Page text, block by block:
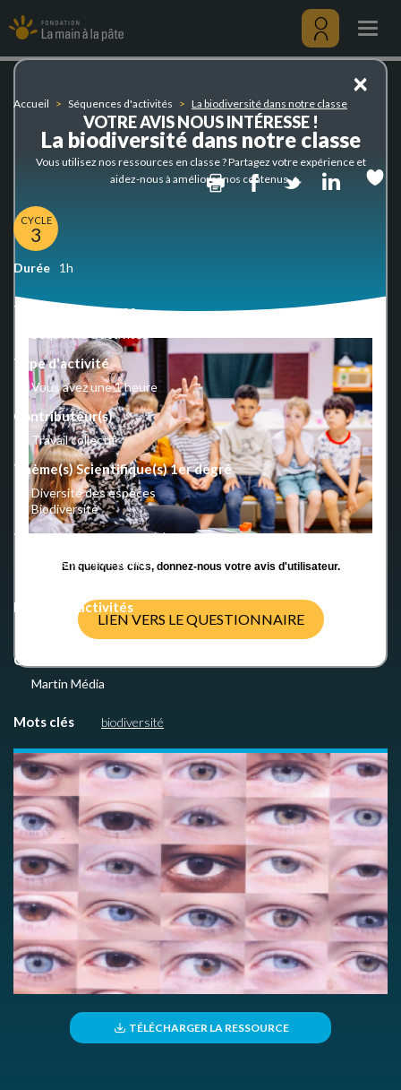
biodiversité
dans
notre
au
contenu
principal
Menu
Accueil Séquences d'activités La biodiversité dans notre classe
La biodiversité dans notre classe
PrintFacebook
Twitter
CYCLE
3
Durée 1h
Type de ressources
Type d'activité
Vous avez une 1 heure
Contributeur(s)
Travail collectif
Thème(s) Scientifique(s) 1er degré
Diversité des espèces
Biodiversité
Thème(s) Scientifique(s) 2nd degré
Diversité des espèces
Nombre d'activités
Crédits
Martin Média
Mots clés biodiversité
TÉLÉCHARGER LA RESSOURCE
×
VOTRE AVIS NOUS INTÉRESSE !
Vous utilisez nos ressources en classe ? Partagez votre expérience et
aidez-nous à améliorer nos contenus.
En quelques clics, donnez-nous votre avis d'utilisateur.
LIEN VERS LE QUESTIONNAIRE